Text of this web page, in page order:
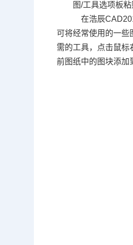
图/工具选项板
在浩辰
可将经常使用的一些
需的工具，点击鼠标
前图纸中的图块添加